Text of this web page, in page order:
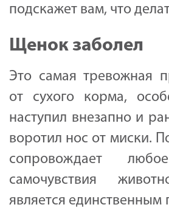
подскажет вам, что
Щенок заболел
Это самая тревожная
от сухого корма,
наступил внезапно и
воротил нос от миски.
сопровождает
самочувствия
является единственным